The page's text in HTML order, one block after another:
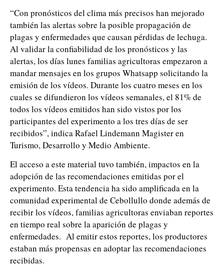
“Con pronósticos del clima más precisos han mejorado
también las alertas sobre la posible propagación de
plagas y enfermedades que causan pérdidas de lechuga.
Al validar la confiabilidad de los pronósticos y las
alertas, los días lunes familias agricultoras empezaron a
mandar mensajes en los grupos Whatsapp solicitando la
emisión de los vídeos. Durante los cuatro meses en los
cuales se difundieron los vídeos semanales, el 81% de
todos los vídeos emitidos han sido vistos por los
participantes del experimento a los tres días de ser
recibidos”, indica Rafael Lindemann Magister en
Turismo, Desarrollo y Medio Ambiente.
El acceso a este material tuvo también, impactos en la
adopción de las recomendaciones emitidas por el
experimento. Esta tendencia ha sido amplificada en la
comunidad experimental de Cebollullo donde además de
recibir los vídeos, familias agricultoras enviaban reportes
en tiempo real sobre la aparición de plagas y
enfermedades. Al emitir estos reportes, los productores
estaban más propensas en adoptar las recomendaciones
recibidas.